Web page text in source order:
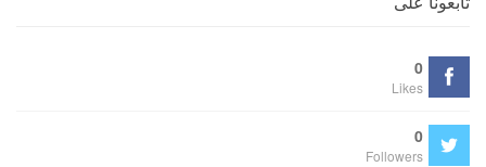
0
Likes
0
Followers